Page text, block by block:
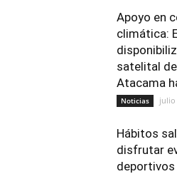
Apoyo en
climática:
satelital
Atacama
Noticias julio
Hábitos
disfrutar